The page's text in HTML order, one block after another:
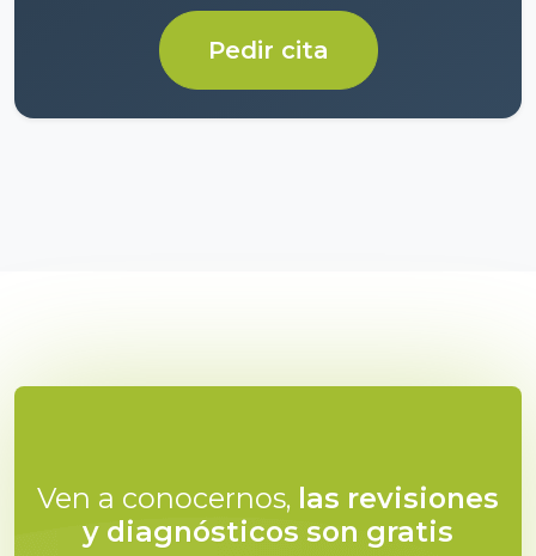
Pedir cita
Ven a conocernos, las revisiones
y diagnósticos son gratis